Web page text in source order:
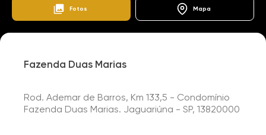
Fotos Mapa
Fazenda Duas Marias
Rod. Ademar de Barros, Km 133,5 - Condomínio
Fazenda Duas Marias. Jaguariúna - SP, 13820000